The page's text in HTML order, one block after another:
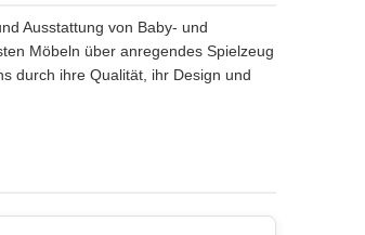
Ausstattung von Baby- und
Möbeln über anregendes Spielzeug
durch ihre Qualität, ihr Design und